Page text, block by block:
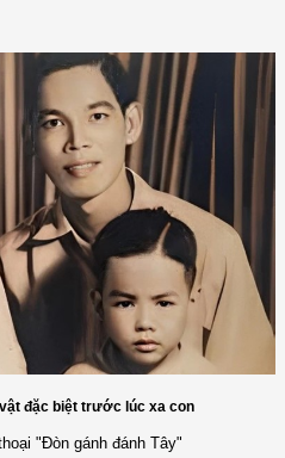
đặc biệt trước lúc xa con
"Đòn gánh đánh Tây"